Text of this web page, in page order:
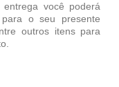
entrega você poder
o seu presente
outros itens para